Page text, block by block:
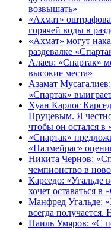
возвышать»
«Ахмат»
горячей воды в
«Ахмат» могут
раздевалке
Алаев: «Спартак»
высокие места»
Азамат
«Спартак»
Хуан Карлос
Пруцевым. Я
чтобы он остался в
«Спартак»
«Палмейрас»
Никита Чернов:
чемпионство в
Карседо: «Угальде
хочет оставаться в
Манфред Угальде:
всегда
Наиль Умяров: «С